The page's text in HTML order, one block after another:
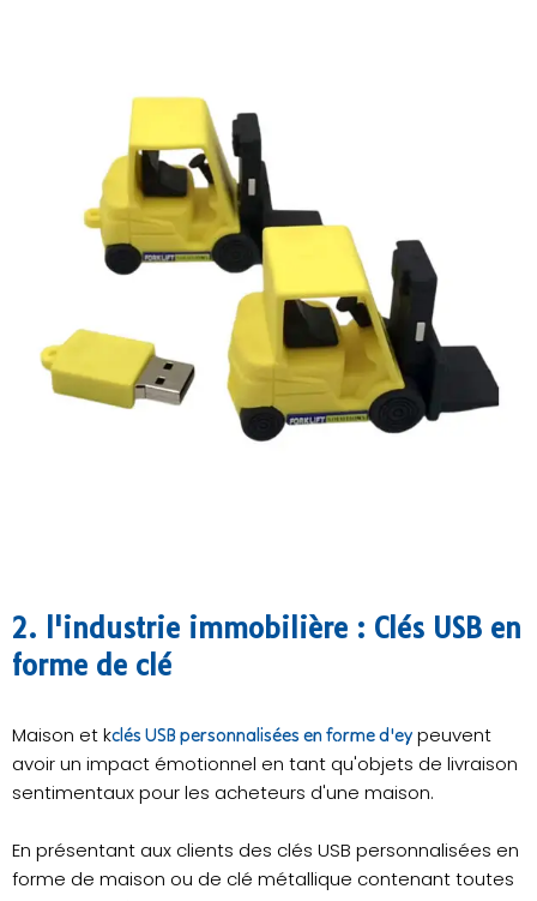
2. l'industrie immobilière : Clés USB en
forme de clé
Maison et kclés USB personnalisées en forme d'ey peuvent
avoir un impact émotionnel en tant qu'objets de livraison
sentimentaux pour les acheteurs d'une maison.
En présentant aux clients des clés USB personnalisées en
forme de maison ou de clé métallique contenant toutes